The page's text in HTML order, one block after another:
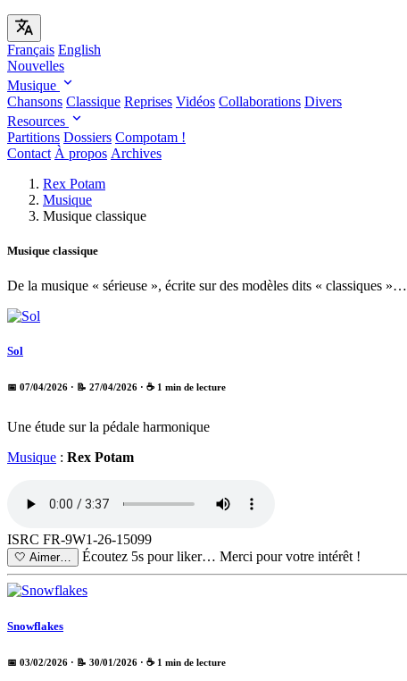
Français English
Nouvelles
Musique
Chansons Classique Reprises Vidéos Collaborations Divers
Resources
Partitions Dossiers Compotam !
Contact À propos Archives
Rex Potam
Musique
Musique classique
Musique classique
De la musique « sérieuse », écrite sur des modèles dits « classiques »…
Sol
📅 07/04/2026 · 📝 27/04/2026 · ☕ 1 min de lecture
Une étude sur la pédale harmonique
Musique : Rex Potam
ISRC FR-9W1-26-15099
🤍 Aimer… Écoutez 5s pour liker… Merci pour votre intérêt !
Snowflakes
📅 03/02/2026 · 📝 30/01/2026 · ☕ 1 min de lecture